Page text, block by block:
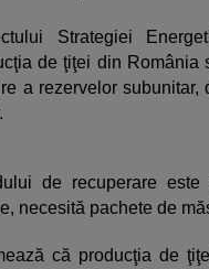
Strategiei
de ţiţei din
a rezervelor
de recuperare
necesită pachete de
că producţia de